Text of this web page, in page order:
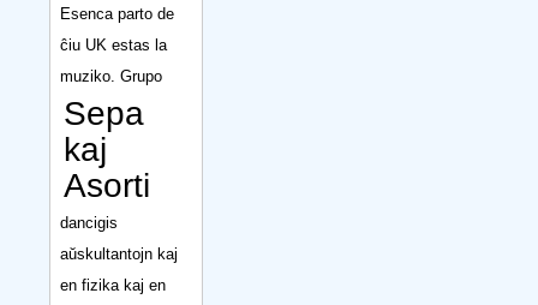
Esenca parto de
ĉiu UK estas la
muziko. Grupo
Sepa
kaj
Asorti
dancigis
aŭskultantojn kaj
en fizika kaj en